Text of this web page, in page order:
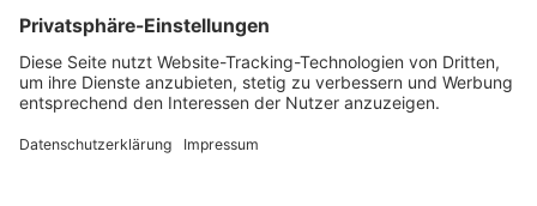
Über Dräger
Informationen